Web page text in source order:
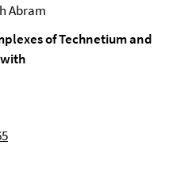
Abram
of Technetium and